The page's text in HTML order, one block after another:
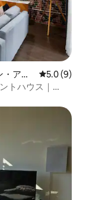
アパ
レビュー9
5.0 (9)
トハウス｜